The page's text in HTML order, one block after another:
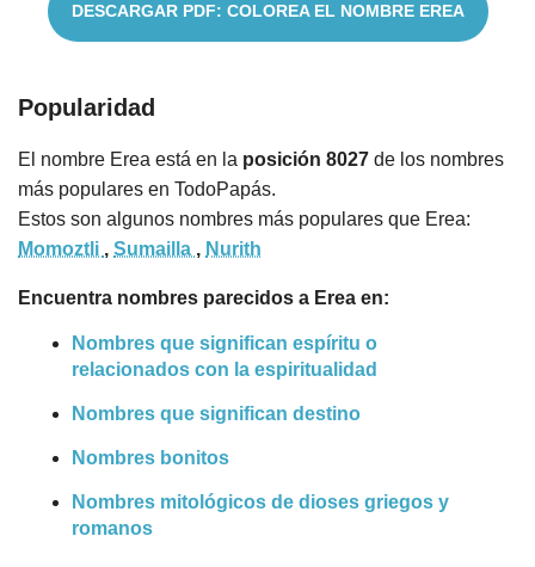
DESCARGAR PDF: COLOREA EL NOMBRE EREA
Popularidad
El nombre Erea está en la posición 8027 de los nombres
más populares en TodoPapás.
Estos son algunos nombres más populares que Erea:
Momoztli , Sumailla , Nurith
Encuentra nombres parecidos a Erea en:
Nombres que significan espíritu o
relacionados con la espiritualidad
Nombres que significan destino
Nombres bonitos
Nombres mitológicos de dioses griegos y
romanos